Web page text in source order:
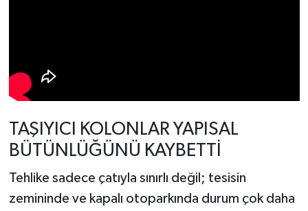
TAŞIYICI KOLONLAR YAPISAL
BÜTÜNLÜĞÜNÜ KAYBETTİ
Tehlike sadece çatıyla sınırlı değil; tesisin
zemininde ve kapalı otoparkında durum çok daha